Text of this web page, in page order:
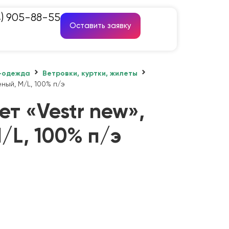
905-88-55
Оставить заявку
Ветровки, куртки, жилеты
M/L, 100% п/э
«Vestr new»,
L, 100% п/э